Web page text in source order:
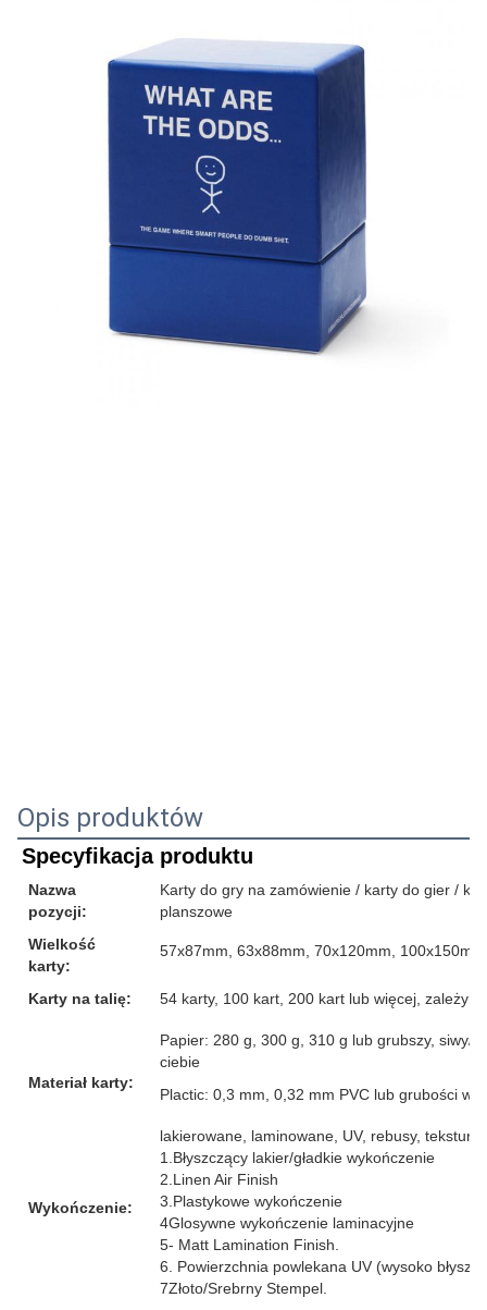
Opis produktów
Specyfikacja produktu
Nazwa
pozycji:
Karty do gry na zamówienie / karty do gier /
planszowe
Wielkość
karty:
57x87mm, 63x88mm, 70x120mm,
Karty na talię: 54 karty, 100 kart, 200 kart lub więcej, zależy
Materiał karty:
Papier: 280 g, 300 g, 310 g lub grubszy, siwy/
ciebie
Plactic: 0,3 mm, 0,32 mm PVC lub grubości
Wykończenie:
lakierowane, laminowane, UV, rebusy, tekstura
1.Błyszczący lakier/gładkie wykończenie
2.Linen Air Finish
3.Plastykowe wykończenie
4Glosywne wykończenie laminacyjne
5- Matt Lamination Finish.
6. Powierzchnia powlekana UV (wysoko
7Złoto/Srebrny Stempel.